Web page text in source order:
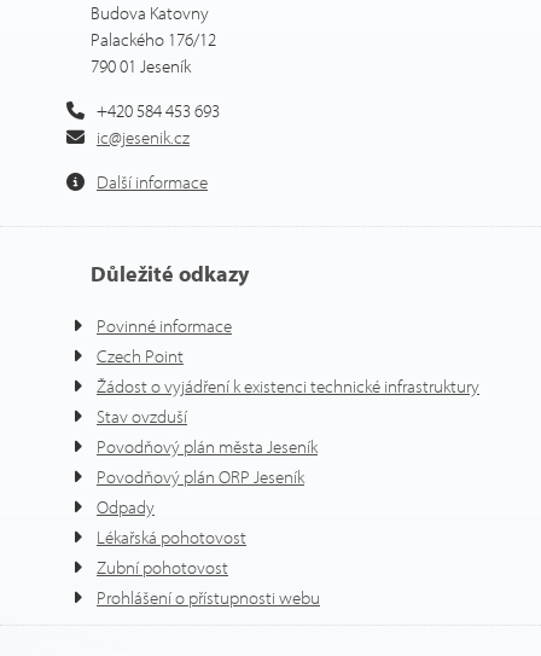
Budova Katovny
Palackého 176/12
790 01 Jeseník
+420 584 453 693
ic@jesenik.cz
Další informace
Důležité odkazy
Povinné informace
Czech Point
Žádost o vyjádření k existenci technické infrastruktury
Stav ovzduší
Povodňový plán města Jeseník
Povodňový plán ORP Jeseník
Odpady
Lékařská pohotovost
Zubní pohotovost
Prohlášení o přístupnosti webu